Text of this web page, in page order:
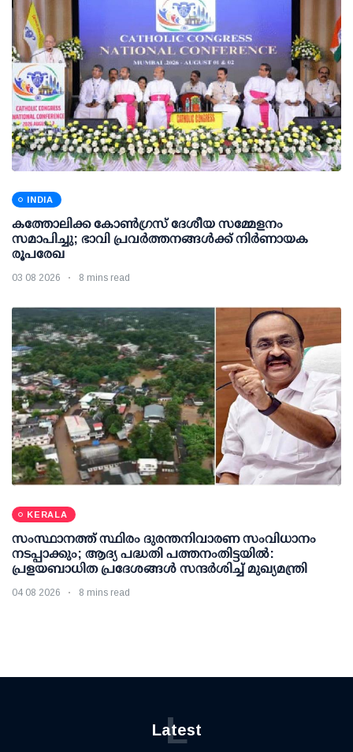
INDIA
കത്തോലിക്ക കോൺഗ്രസ് ദേശീയ സമ്മേളനം
സമാപിച്ചു; ഭാവി പ്രവർത്തനങ്ങൾക്ക് നിർണായക
രൂപരേഖ
03 08 2026 8 mins read
KERALA
സംസ്ഥാനത്ത് സ്ഥിരം ദുരന്തനിവാരണ സംവിധാനം
നടപ്പാക്കും; ആദ്യ പദ്ധതി പത്തനംതിട്ടയില്‍:
പ്രളയബാധിത പ്രദേശങ്ങള്‍ സന്ദര്‍ശിച്ച് മുഖ്യമന്ത്രി
04 08 2026 8 mins read
Latest
L